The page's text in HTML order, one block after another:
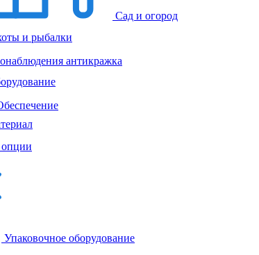
Сад и огород
и рыбалки
антикражка
опции
Упаковочное оборудование